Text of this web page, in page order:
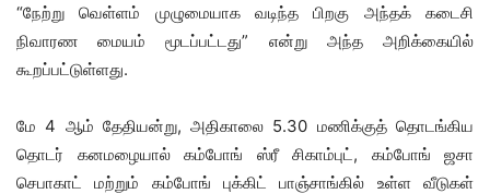
“நேற்று வெள்ளம் முழுமையாக வடிந்த பிறகு அந்தக் கடைசி
நிவாரண மையம் மூடப்பட்டது” என்று அந்த அறிக்கையில்
கூறப்பட்டுள்ளது.
மே 4 ஆம் தேதியன்று, அதிகாலை 5.30 மணிக்குத் தொடங்கிய
தொடர் கனமழையால் கம்போங் ஸ்ரீ சிகாம்புட், கம்போங் ஜசா
செபாகாட் மற்றும் கம்போங் புக்கிட் பாஞ்சாங்கில் உள்ள வீடுகள்